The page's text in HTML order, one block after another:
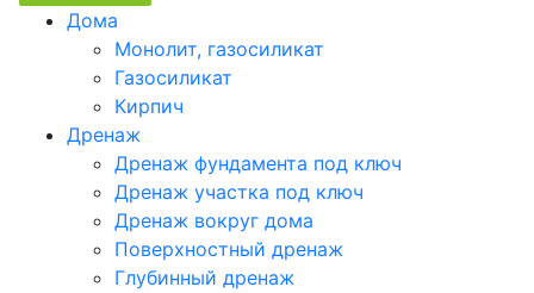
Дома
Монолит, газосиликат
Газосиликат
Кирпич
Дренаж
Дренаж фундамента под ключ
Дренаж участка под ключ
Дренаж вокруг дома
Поверхностный дренаж
Глубинный дренаж